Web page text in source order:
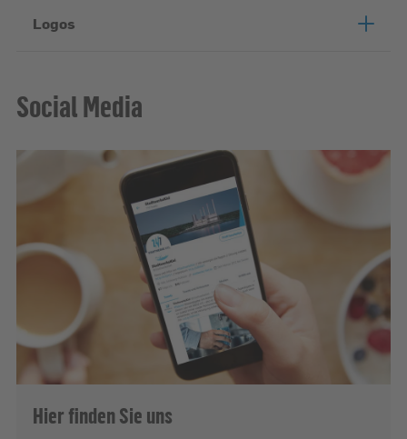
Logos
Social Media
Hier finden Sie uns